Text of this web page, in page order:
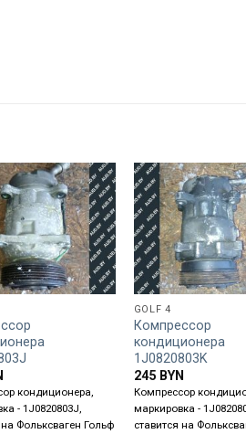
кондиционера,
- 1J0820803J,
на Фольксваген Гольф
GOLF 4
Компрессор
кондиционера
1J0820803K
245 BYN
Компрессор
маркировка -
ставится на